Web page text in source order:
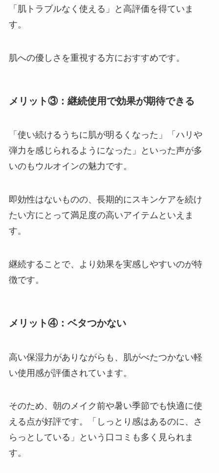
「肌トラブルなく使える」と高評価を得ていま
す。
肌への優しさを重視する方におすすめです。
メリット③：継続使用で効果が期待できる
「使い続けるうちに肌が明るくなった」「ハリや
弾力を感じられるようになった」といった声が多
いのもウルオインの魅力です。
即効性はないものの、長期的にスキンケアを続け
たい方にとって満足度の高いアイテムといえま
す。
継続することで、より効果を実感しやすいのが特
徴です。
メリット④：ベタつかない
高い保湿力がありながらも、肌がべたつかない軽
い使用感が評価されています。
そのため、朝のメイク前や暑い季節でも快適に使
える点が好評です。「しっとり感はあるのに、さ
らっとしている」という口コミも多く見られま
す。